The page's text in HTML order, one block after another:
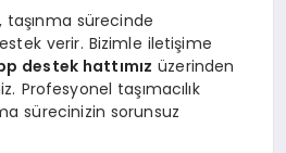
, taşınma sürecinde
verir. Bizimle iletişime
destek hattımız üzerinden
Profesyonel taşımacılık
sürecinizin sorunsuz